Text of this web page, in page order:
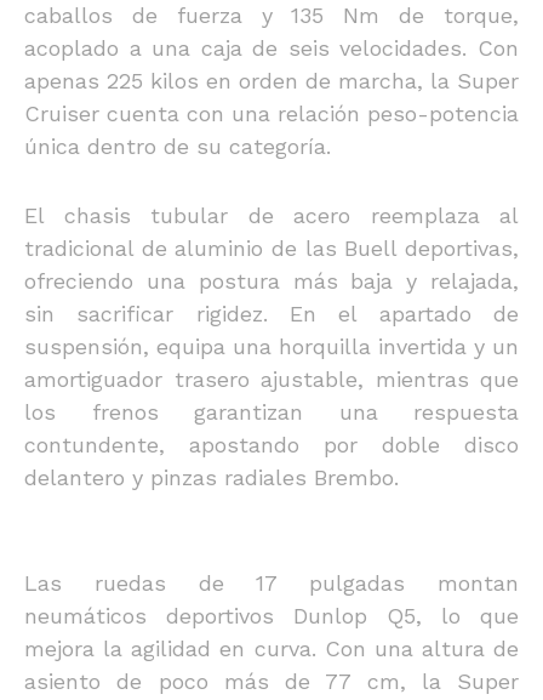
caballos de fuerza y 135 Nm de torque,
acoplado a una caja de seis velocidades. Con
apenas 225 kilos en orden de marcha, la Super
Cruiser cuenta con una relación peso-potencia
única dentro de su categoría.
El chasis tubular de acero reemplaza al
tradicional de aluminio de las Buell deportivas,
ofreciendo una postura más baja y relajada,
sin sacrificar rigidez. En el apartado de
suspensión, equipa una horquilla invertida y un
amortiguador trasero ajustable, mientras que
los frenos garantizan una respuesta
contundente, apostando por doble disco
delantero y pinzas radiales Brembo.
Las ruedas de 17 pulgadas montan
neumáticos deportivos Dunlop Q5, lo que
mejora la agilidad en curva. Con una altura de
asiento de poco más de 77 cm, la Super